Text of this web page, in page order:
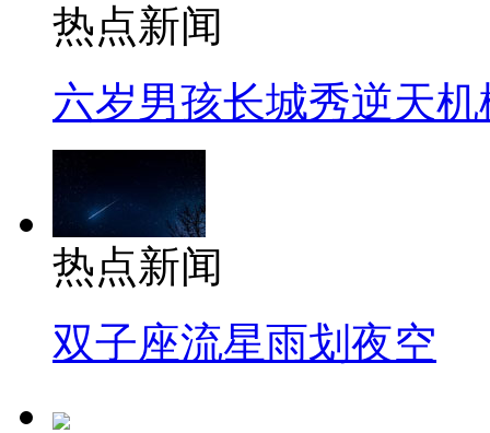
热点新闻
六岁男孩长城秀逆天机
热点新闻
双子座流星雨划夜空